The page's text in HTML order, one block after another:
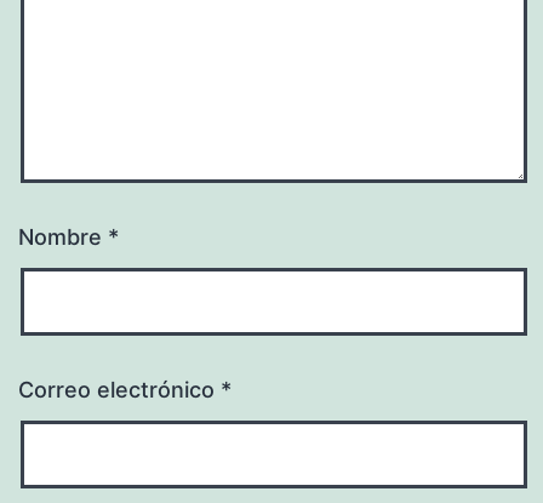
Nombre *
Correo electrónico *